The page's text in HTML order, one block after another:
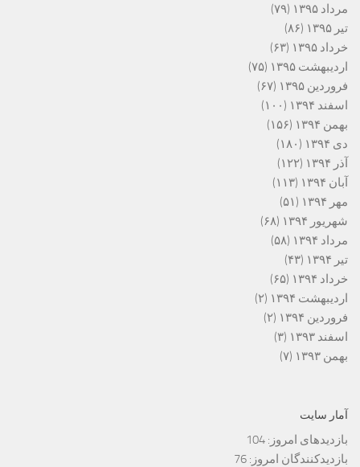
مرداد ۱۳۹۵
(۷۹)
تیر ۱۳۹۵
(۸۶)
خرداد ۱۳۹۵
(۶۳)
اردیبهشت ۱۳۹۵
(۷۵)
فروردین ۱۳۹۵
(۶۷)
اسفند ۱۳۹۴
(۱۰۰)
بهمن ۱۳۹۴
(۱۵۶)
دی ۱۳۹۴
(۱۸۰)
آذر ۱۳۹۴
(۱۲۲)
آبان ۱۳۹۴
(۱۱۳)
مهر ۱۳۹۴
(۵۱)
شهریور ۱۳۹۴
(۶۸)
مرداد ۱۳۹۴
(۵۸)
تیر ۱۳۹۴
(۴۳)
خرداد ۱۳۹۴
(۶۵)
اردیبهشت ۱۳۹۴
(۲)
فروردین ۱۳۹۴
(۲)
اسفند ۱۳۹۳
(۳)
بهمن ۱۳۹۳
(۷)
آمار سایت
بازدیدهای امروز: 104
بازدیدکنندگان امروز: 76